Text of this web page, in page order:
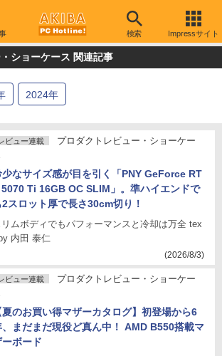
検索 Impressサイト
ショーケース 関連記事
2024年
ビュー連載
プロダクトレビュー・ショーケー
少なサイズ感が目を引く「PNY GeForce RT
Ti 16GB OC SLIM」。準ハイエンドで
2スロット厚で長さ30cm切り！
リムボディでもパフォーマンスと冷却は万全 tex
内田 泰仁
(2026/8/3)
ビュー連載
プロダクトレビュー・ショーケー
夏のお買い得マザーカタログ】初登場から6
、まだまだ現役ど真ん中！ AMD B550搭載マ
ーボード